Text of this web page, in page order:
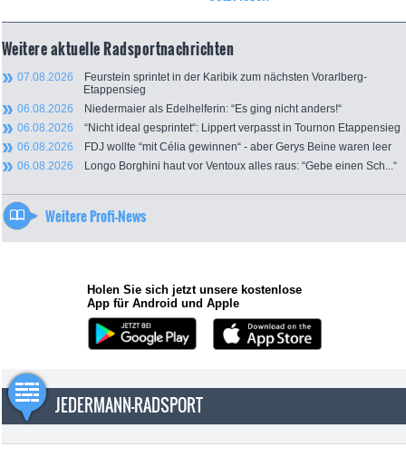
Weitere aktuelle Radsportnachrichten
07.08.2026 Feurstein sprintet in der Karibik zum nächsten Vorarlberg-
Etappensieg
06.08.2026 Niedermaier als Edelhelferin: “Es ging nicht anders!“
06.08.2026 “Nicht ideal gesprintet“: Lippert verpasst in Tournon Etappensieg
06.08.2026 FDJ wollte “mit Célia gewinnen“ - aber Gerys Beine waren leer
06.08.2026 Longo Borghini haut vor Ventoux alles raus: “Gebe einen Sch...“
Weitere Profi-News
Holen Sie sich jetzt unsere kostenlose
App für Android und Apple
JEDERMANN-RADSPORT